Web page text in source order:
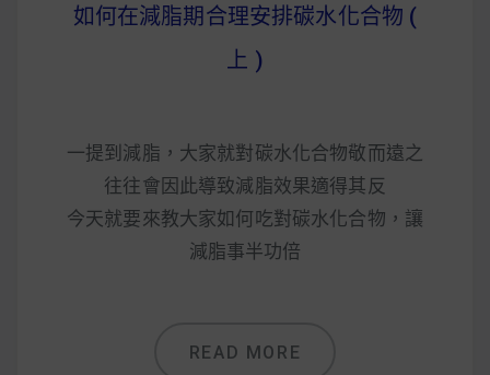
如何在減脂期合理安排碳水化合物 (
上 )
一提到減脂，大家就對碳水化合物敬而遠之
往往會因此導致減脂效果適得其反
今天就要來教大家如何吃對碳水化合物，讓
減脂事半功倍
READ MORE